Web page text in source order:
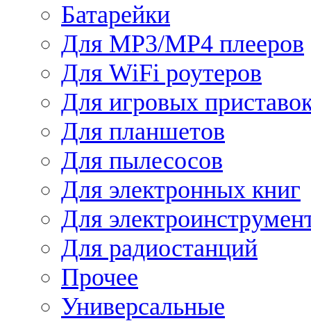
Батарейки
Для MP3/MP4 плееров
Для WiFi роутеров
Для игровых
Для планшетов
Для пылесосов
Для электронных книг
Для
Для радиостанций
Прочее
Универсальные